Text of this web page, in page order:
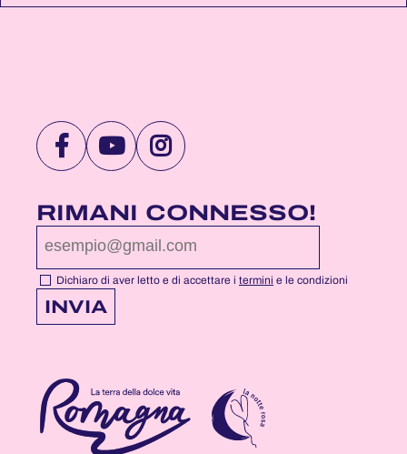
VISITA
PAGINA
FACEBOOK
DI
NOTTEROSA
VISITA
PAGINA
YOUTUBE
DI
NOTTEROSA
VISITA
PAGINA
INSTAGRAM
DI
NOTTEROSA
RIMANI CONNESSO!
Dichiaro di aver letto e di accettare i termini e le condizioni
INVIA